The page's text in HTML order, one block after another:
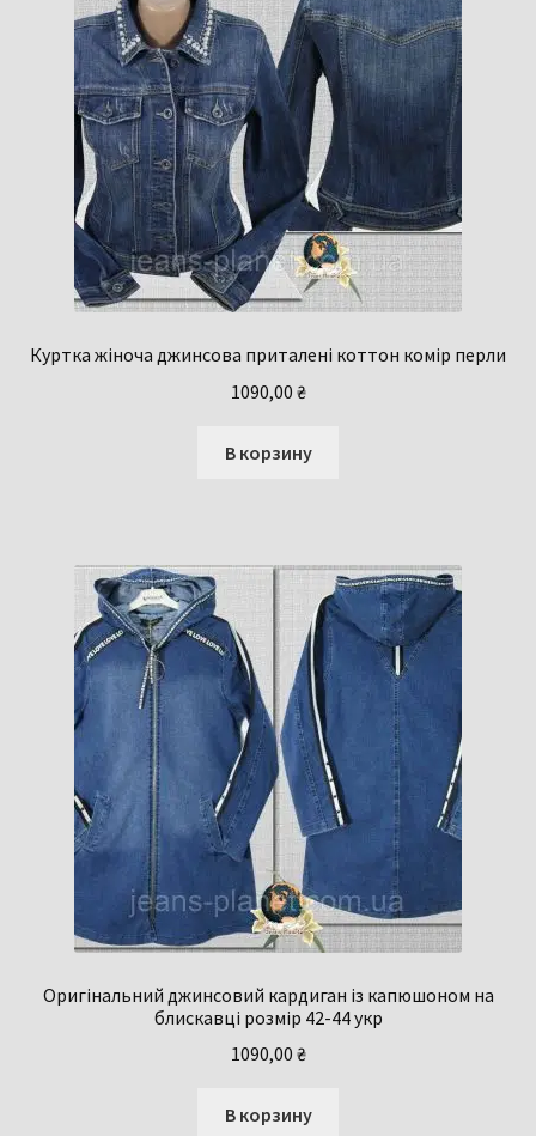
Куртка жіноча джинсова приталені коттон комір перли
1090,00 ₴
В корзину
Оригінальний джинсовий кардиган із капюшоном на
блискавці розмір 42-44 укр
1090,00 ₴
В корзину